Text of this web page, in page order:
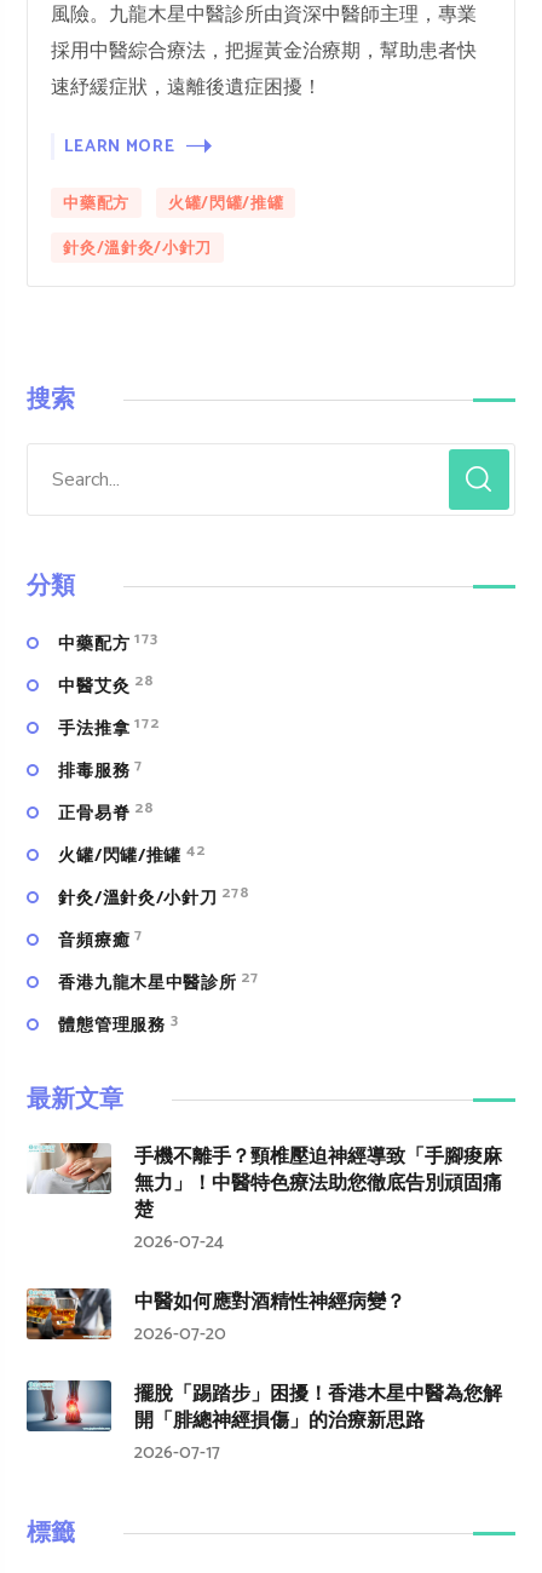
風險。九龍木星中醫診所由資深中醫師主理，專業
採用中醫綜合療法，把握黃金治療期，幫助患者快
速紓緩症狀，遠離後遺症困擾！
LEARN MORE
中藥配方
火罐/閃罐/推罐
針灸/溫針灸/小針刀
搜索
分類
中藥配方 173
中醫艾灸 28
手法推拿 172
排毒服務 7
正骨易脊 28
火罐/閃罐/推罐 42
針灸/溫針灸/小針刀 278
⾳頻療癒 7
香港九龍木星中醫診所 27
體態管理服務 3
最新文章
手機不離手？頸椎壓迫神經導致「手腳痠麻
無力」！中醫特色療法助您徹底告別頑固痛
楚
2026-07-24
中醫如何應對酒精性神經病變？
2026-07-20
擺脫「踢踏步」困擾！香港木星中醫為您解
開「腓總神經損傷」的治療新思路
2026-07-17
標籤